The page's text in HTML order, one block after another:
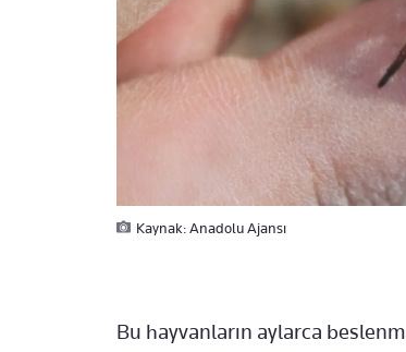
Kaynak: Anadolu Ajansı
Bu hayvanların aylarca